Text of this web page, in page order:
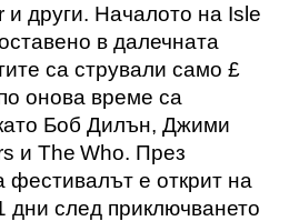
други. Началото на Isle
в далечната
са стрували само £
онова време са
Боб Дилън, Джими
и The Who. През
фестивалът е открит на
дни след приключването